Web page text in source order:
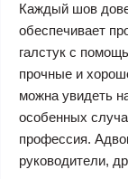
Каждый шов
обеспечивает
галстук с
прочные и
можна увидеть
особенных
профессия.
руководители,